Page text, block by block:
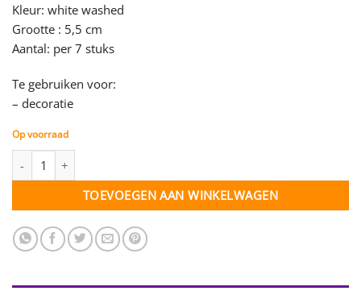
Kleur: white washed
Grootte : 5,5 cm
Aantal: per 7 stuks
Te gebruiken voor:
– decoratie
Op voorraad
TOEVOEGEN AAN WINKELWAGEN